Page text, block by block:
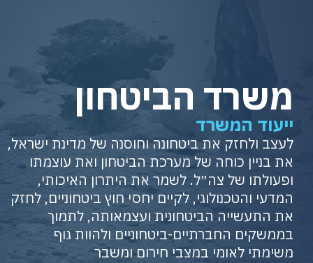
משרד הביטחון
ייעוד המשרד
לעצב ולחזק את ביטחונה וחוסנה של מדינת ישראל,
את בניין כוחה של מערכת הביטחון ואת עוצמתו
ופעולתו של צה״ל. לשמר את היתרון האיכותי,
המדעי והטכנולוגי, לקיים יחסי חוץ ביטחוניים, לחזק
את התעשייה הביטחונית ועצמאותה, לתמוך
בממשקים החברתיים-ביטחוניים ולהוות גוף
משימתי לאומי במצבי חירום ומשבר